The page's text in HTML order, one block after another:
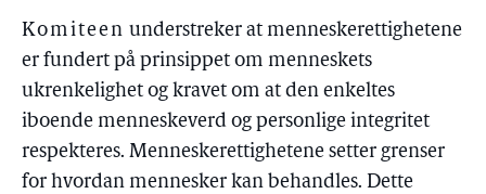
Komiteen understreker at menneskerettighetene
er fundert på prinsippet om menneskets
ukrenkelighet og kravet om at den enkeltes
iboende menneskeverd og personlige integritet
respekteres. Menneskerettighetene setter grenser
for hvordan mennesker kan behandles. Dette